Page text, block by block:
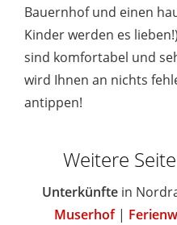
Bauernhof und einen
Kinder werden es
sind komfortabel und
wird Ihnen an nichts
antippen!
Weitere
Unterkünfte in
Muserhof|